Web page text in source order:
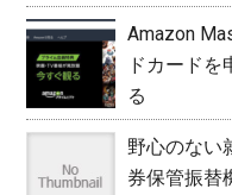
Amazon
ドカードを
る
野心のない
券保管振替